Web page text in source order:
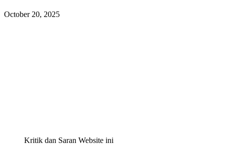
October 20, 2025
Kritik dan Saran Website ini